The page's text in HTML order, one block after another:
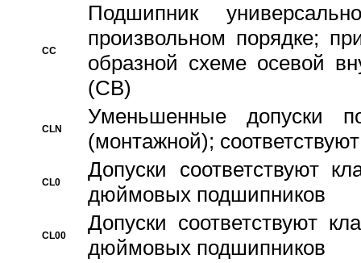
CC
Подшипник
произвольном порядке;
образной схеме осевой
(CB)
CLN
Уменьшенные
(монтажной);
CL0
Допуски соответствуют
дюймовых подшипников
CL00
Допуски соответствуют
дюймовых подшипников